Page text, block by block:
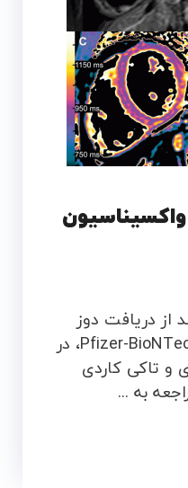
ساله بعد از دریافت دوز
دوم واکسن Pfizer-BioNTech COVID-19، در
و تاکی کاردی
به ...